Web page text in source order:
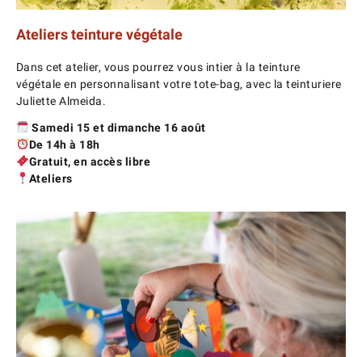
Ateliers teinture végétale
Dans cet atelier, vous pourrez vous intier à la teinture
végétale en personnalisant votre tote-bag, avec la teinturiere
Juliette Almeida.
Samedi 15 et dimanche 16 août
De 14h à 18h
Gratuit, en accès libre
Ateliers